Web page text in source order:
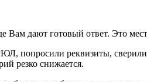
дают готовый ответ. Это
попросили реквизиты,
резко снижается.